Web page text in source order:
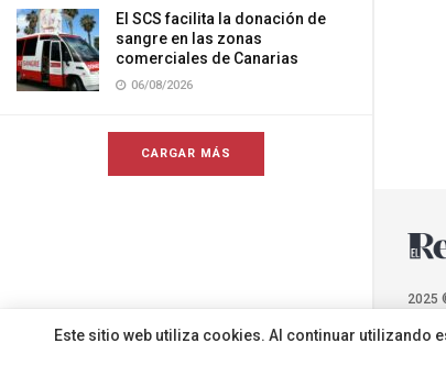
El SCS facilita la donación de
sangre en las zonas
comerciales de Canarias
06/08/2026
CARGAR MÁS
2025
Este sitio web utiliza cookies. Al continuar utilizando